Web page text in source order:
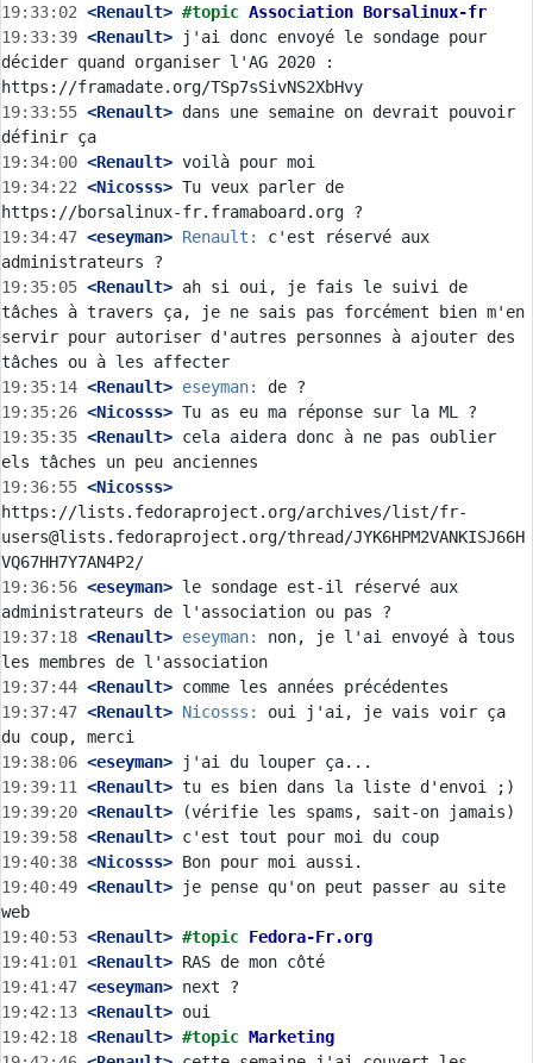
19:33:02 <Renault> #topic Association Borsalinux-fr
19:33:39 <Renault> j'ai donc envoyé le sondage pour
décider quand organiser l'AG 2020 :
19:33:55 <Renault> dans une semaine on devrait pouvoir
19:34:00 <Renault>
19:34:22 <Nicosss> Tu veux parler de
19:34:47 <eseyman> Renault:
c'est réservé aux
19:35:05 <Renault> ah si oui, je fais le suivi de
tâches à travers ça, je ne sais pas forcément bien m'en
servir pour autoriser d'autres personnes à ajouter des
19:35:14 <Renault> eseyman:
19:35:26 <Nicosss>
19:35:35 <Renault> cela aidera donc à ne pas oublier
19:36:55 <Nicosss>
https://lists.fedoraproject.org/archives/list/fr-
users@lists.fedoraproject.org/thread/JYK6HPM2VANKISJ66H
19:36:56 <eseyman> le sondage est-il réservé aux
19:37:18 <Renault> eseyman:
non, je l'ai envoyé à tous
19:37:44 <Renault>
19:37:47 <Renault> Nicosss:
oui j'ai, je vais voir ça
19:38:06 <eseyman>
19:39:11
<Renault>
19:39:20 <Renault>
19:39:58 <Renault>
19:40:38 <Nicosss>
19:40:49 <Renault> je pense qu'on peut passer au site
19:40:53 <Renault> #topic Fedora-Fr.org
19:41:01
<Renault>
19:41:47 <eseyman>
19:42:13 <Renault>
19:42:18 <Renault> #topic Marketing